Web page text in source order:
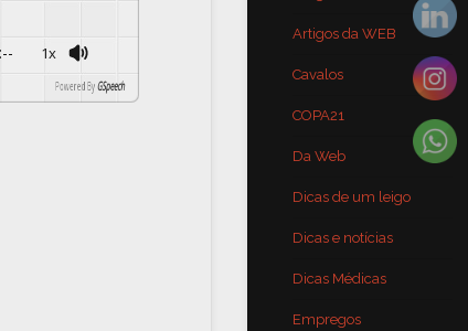
1x
Powered By GSpeech
Artigos da WEB
Cavalos
COPA21
Da Web
Dicas de um leigo
Dicas e notícias
Dicas Médicas
Empregos